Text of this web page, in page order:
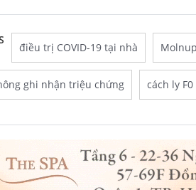
điều trị COVID-19 tại nhà
ghi nhận triệu chứng cách ly